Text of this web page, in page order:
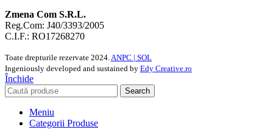
Zmena Com S.R.L.
Reg.Com: J40/3393/2005
C.I.F.: RO17268270
Toate drepturile rezervate 2024.ANPC | SOL
Ingeniously developed and sustained by Edy Creative.ro
Închide
Search
Meniu
Categorii Produse